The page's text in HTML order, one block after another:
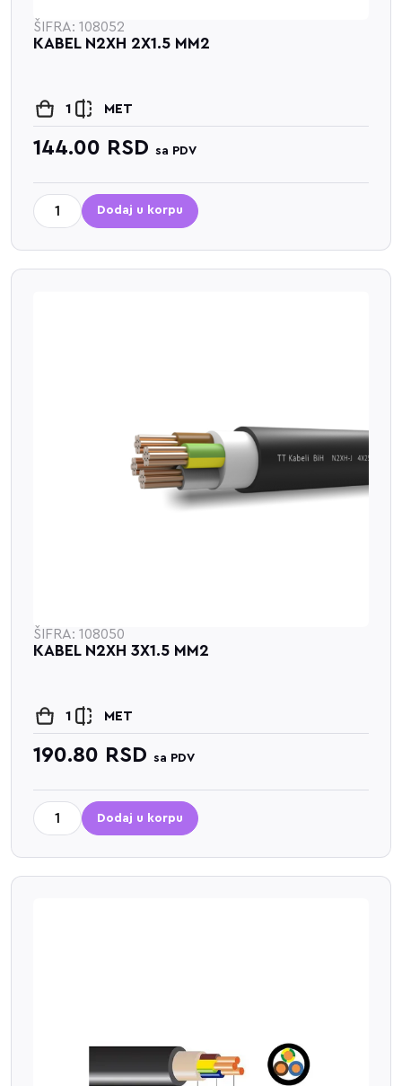
ŠIFRA: 108052
KABEL N2XH 2X1.5 MM2
1 MET
144.00 RSD sa PDV
Dodaj u korpu
ŠIFRA: 108050
KABEL N2XH 3X1.5 MM2
1 MET
190.80 RSD sa PDV
Dodaj u korpu